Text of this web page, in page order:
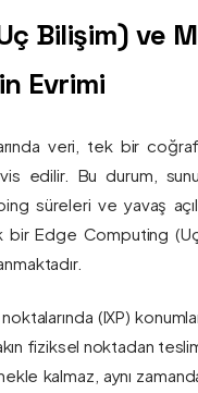
Bilişim) ve
Evrimi
veri, tek bir
edilir. Bu durum,
süreleri ve yavaş
bir Edge Computing
(IXP)
fiziksel noktadan
kalmaz, aynı